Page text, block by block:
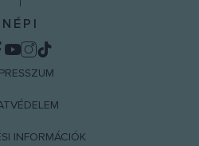
NÉPI
INFORMÁCIÓK